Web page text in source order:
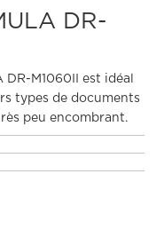
DR-
DR-M1060II est idéal
types de documents
peu encombrant.